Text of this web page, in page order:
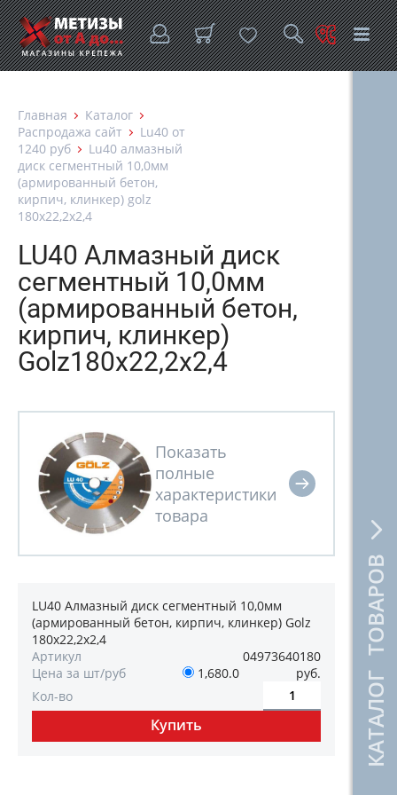
КАТАЛОГ ТОВАРОВ
Главная
Каталог
Распродажа сайт
Lu40 от
1240 руб
Lu40 алмазный
диск сегментный 10,0мм
(армированный бетон,
кирпич, клинкер) golz
180х22,2х2,4
LU40 Алмазный диск
сегментный 10,0мм
(армированный бетон,
кирпич, клинкер)
Golz180х22,2х2,4
LU40 Алмазный диск сегментный 10,0мм
(армированный бетон, кирпич, клинкер) Golz
180х22,2х2,4
Артикул
04973640180
Цена за шт/руб
1,680.0
руб.
Кол-во